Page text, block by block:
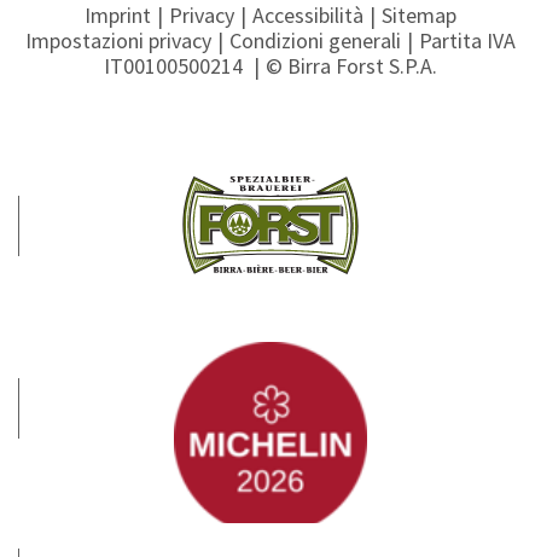
Imprint Privacy Accessibilità
Sitemap
Impostazioni privacy
Condizioni generali
Partita IVA
IT00100500214
© Birra Forst S.P.A.